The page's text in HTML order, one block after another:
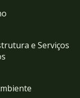
e Serviços